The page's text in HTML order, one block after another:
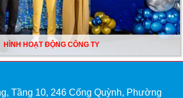
HÌNH HOẠT ĐỘNG CÔNG TY
Tầng 10, 246 Cống Quỳnh, Phường